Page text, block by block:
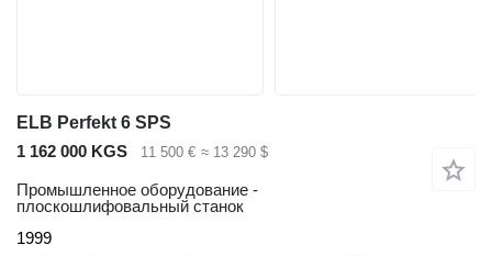
ELB Perfekt 6 SPS
1 162 000 KGS
11 500 € ≈ 13 290 $
Промышленное оборудование -
плоскошлифовальный станок
1999